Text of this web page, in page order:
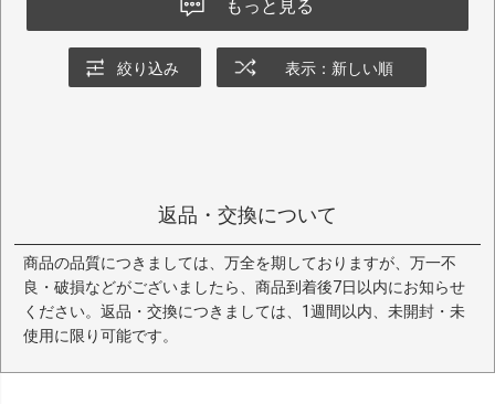
もっと見る
絞り込み 表示：新しい順
返品・交換について
商品の品質につきましては、万全を期しておりますが、万一不
良・破損などがございましたら、商品到着後7日以内にお知らせ
ください。返品・交換につきましては、1週間以内、未開封・未
使用に限り可能です。